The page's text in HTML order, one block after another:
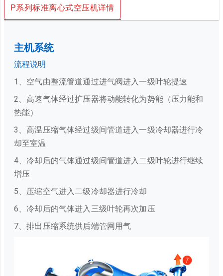
P系列标准离心式空压机详情
主机系统
流程说明
1、空气由整流管道通过进气阀进入一级叶轮提速
2、高速气体经过扩压器将动能转化为势能（压力能和
热能）
3、高温压缩气体经过级间管道进入一级冷却器进行冷
却至室温
4、冷却后的气体通过级间管道进入二级叶轮进行继续
增压
5、压缩空气进入二级冷却器进行冷却
6、冷却后的气体进入三级叶轮再次加压
7、排出压缩系统供后端管网用气